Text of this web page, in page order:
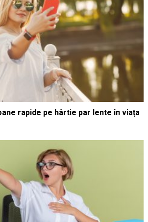
rapide pe hârtie par lente în viața